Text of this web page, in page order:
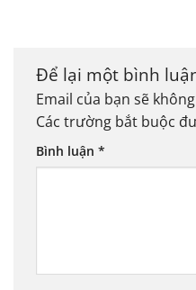
Để lại một bình
Email của bạn sẽ
Các trường bắt buộc
Bình luận *